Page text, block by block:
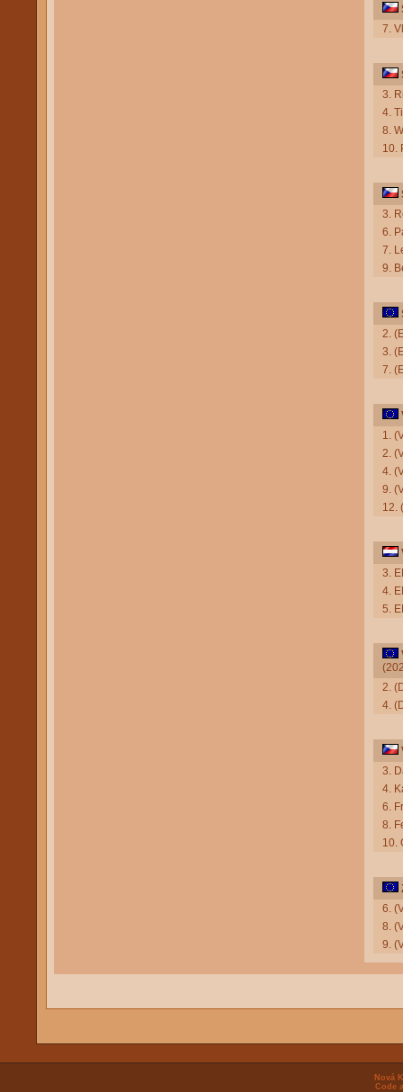
7.
3.
4.
8.
10.
3.
6.
7.
9.
2.
3.
7.
1.
2.
4.
9.
12.
3.
4.
5.
2.
4.
3.
4.
6.
8.
10.
6.
8.
9.
Nová
Code